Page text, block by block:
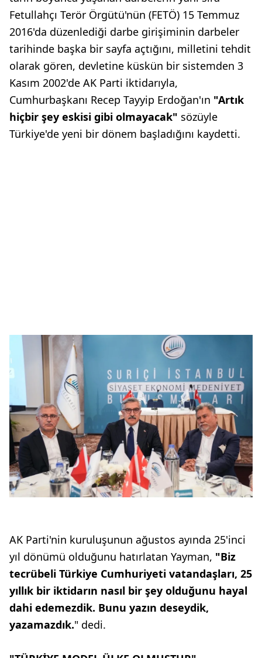
Fetullahçı Terör Örgütü'nün (FETÖ) 15 Temmuz
2016'da düzenlediği darbe girişiminin darbeler
tarihinde başka bir sayfa açtığını, milletini tehdit
olarak gören, devletine küskün bir sistemden 3
Kasım 2002'de AK Parti iktidarıyla,
Cumhurbaşkanı Recep Tayyip Erdoğan'ın "Artık
hiçbir şey eskisi gibi olmayacak" sözüyle
Türkiye'de yeni bir dönem başladığını kaydetti.
AK Parti'nin kuruluşunun ağustos ayında 25'inci
yıl dönümü olduğunu hatırlatan Yayman, "Biz
tecrübeli Türkiye Cumhuriyeti vatandaşları, 25
yıllık bir iktidarın nasıl bir şey olduğunu hayal
dahi edemezdik. Bunu yazın deseydik,
yazamazdık." dedi.